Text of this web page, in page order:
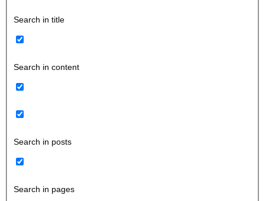
Search in title
Search in content
Search in posts
Search in pages